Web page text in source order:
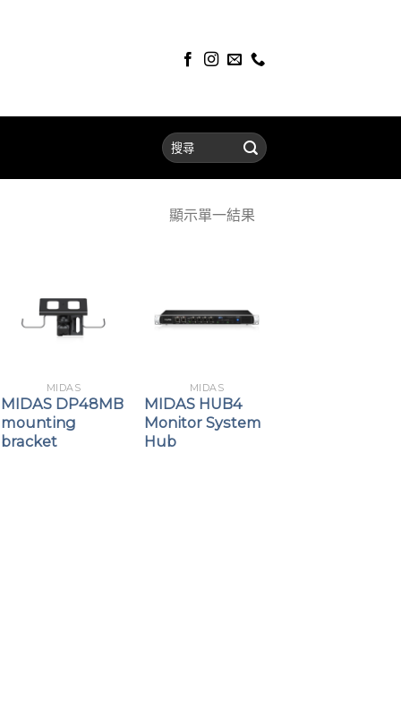
顯示單一結果
MIDAS
MIDAS DP48MB
mounting
bracket
MIDAS
MIDAS HUB4
Monitor System
Hub